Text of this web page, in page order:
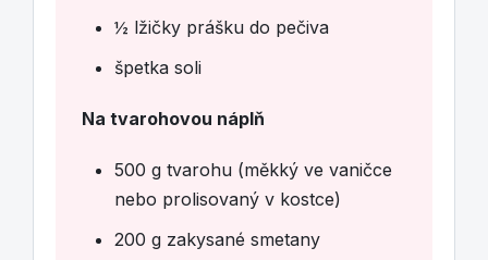
½ lžičky prášku do pečiva
špetka soli
Na tvarohovou náplň
500 g tvarohu (měkký ve vaničce
nebo prolisovaný v kostce)
200 g zakysané smetany